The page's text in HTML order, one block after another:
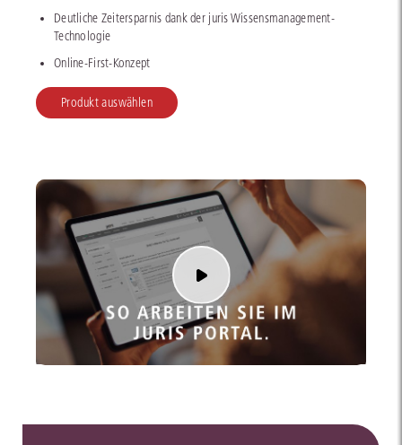
Deutliche Zeitersparnis dank der juris Wissensmanagement-
Technologie
Online-First-Konzept
Produkt auswählen